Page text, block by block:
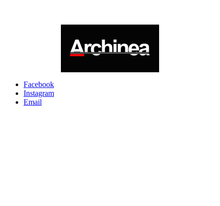
Facebook
Instagram
Email